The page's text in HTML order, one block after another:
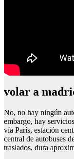
volar a
No, no hay ningún
embargo, hay
vía París, estación
central de autobuses
traslados, dura